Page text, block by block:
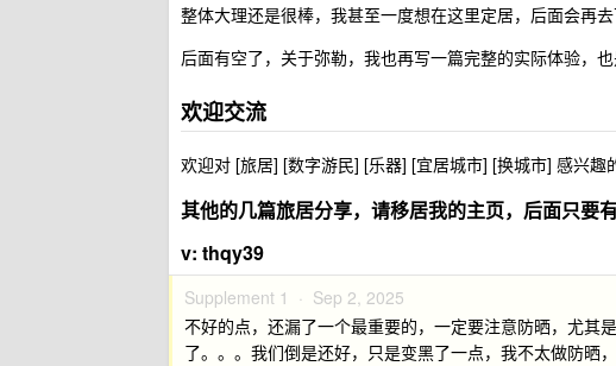
整体大理还是很棒，我甚至一度想在这里定居，后面会再
后面有空了，关于弥勒，我也再写一篇完整的实际体验，也
欢迎交流
欢迎对 [旅居] [数字游民] [乐器] [宜居城市] [换城市] 感兴趣
其他的几篇旅居分享，请移居我的主页，后面只要
v: thqy39
Supplement 1 · Sep 2, 2025
不好的点，还漏了一个最重要的，一定要注意防晒，尤其
了。。。我们倒是还好，只是变黑了一点，我不太做防晒